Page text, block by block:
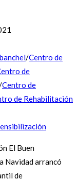
/Centro de
de
Centro de
de Rehabilitación
El Buen
Navidad arrancó
de